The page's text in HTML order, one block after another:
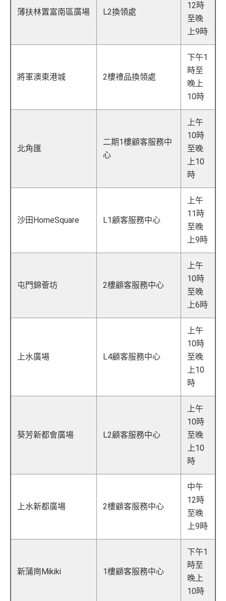
薄扶林置富南區廣場 L2換領處
12時
至晚
上9時
將軍澳東港城 2樓禮品換領處
下午1
時至
晚上
10時
北角匯
二期1樓顧客服務中
心
上午
10時
至晚
上10
時
沙田HomeSquare L1顧客服務中心
上午
11時
至晚
上9時
屯門錦薈坊 2樓顧客服務中心
上午
10時
至晚
上6時
上水廣場 L4顧客服務中心
上午
10時
至晚
上10
時
葵芳新都會廣場 L2顧客服務中心
上午
10時
至晚
上10
時
上水新都廣場 2樓顧客服務中心
中午
12時
至晚
上9時
新蒲崗Mikiki 1樓顧客服務中心
下午1
時至
晚上
10時